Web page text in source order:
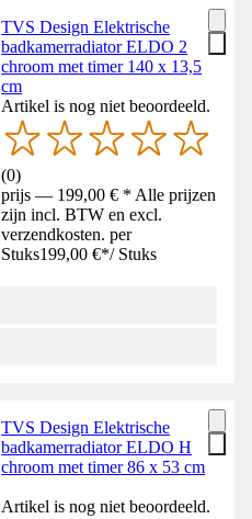
TVS Design Elektrische
badkamerradiator ELDO 2
chroom met timer 140 x 13,5
cm
Artikel is nog niet beoordeeld.
(0)
prijs — 199,00 € * Alle prijzen
zijn incl. BTW en excl.
verzendkosten. per
Stuks199,00 €*/ Stuks
TVS Design Elektrische
badkamerradiator ELDO H
chroom met timer 86 x 53 cm
Artikel is nog niet beoordeeld.